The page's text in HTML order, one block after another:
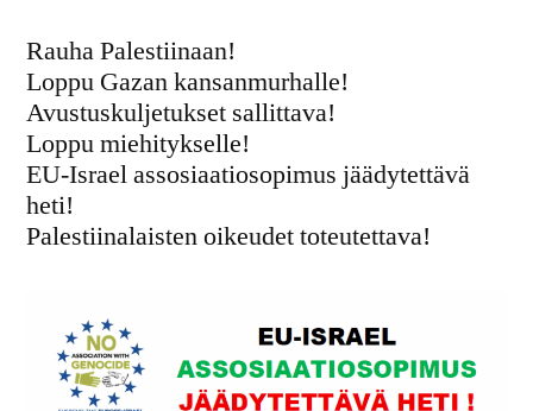
Rauha Palestiinaan!
Loppu Gazan kansanmurhalle!
Avustuskuljetukset sallittava!
Loppu miehitykselle!
EU-Israel assosiaatiosopimus jäädytettävä
heti!
Palestiinalaisten oikeudet toteutettava!